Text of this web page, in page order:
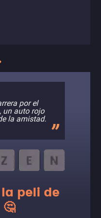
por el
un auto rojo
la amistad.
peli de